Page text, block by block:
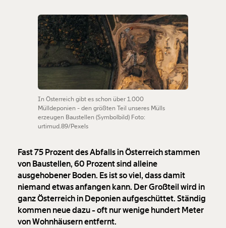
In Österreich gibt es schon über 1.000
Mülldeponien - den größten Teil unseres Mülls
erzeugen Baustellen (Symbolbild) Foto:
urtimud.89/Pexels
Fast 75 Prozent des Abfalls in Österreich stammen
von Baustellen, 60 Prozent sind alleine
ausgehobener Boden. Es ist so viel, dass damit
niemand etwas anfangen kann. Der Großteil wird in
ganz Österreich in Deponien aufgeschüttet. Ständig
kommen neue dazu - oft nur wenige hundert Meter
von Wohnhäusern entfernt.